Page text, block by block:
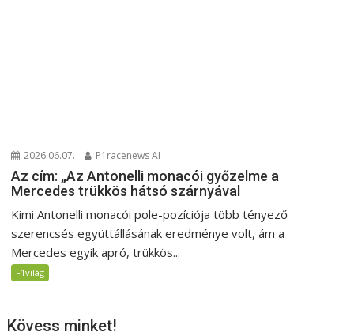
2026.06.07. P1racenews AI
Az cím: „Az Antonelli monacói győzelme a
Mercedes trükkös hátsó szárnyával
Kimi Antonelli monacói pole-pozíciója több tényező
szerencsés együttállásának eredménye volt, ám a
Mercedes egyik apró, trükkös...
F1világ
Kövess minket!